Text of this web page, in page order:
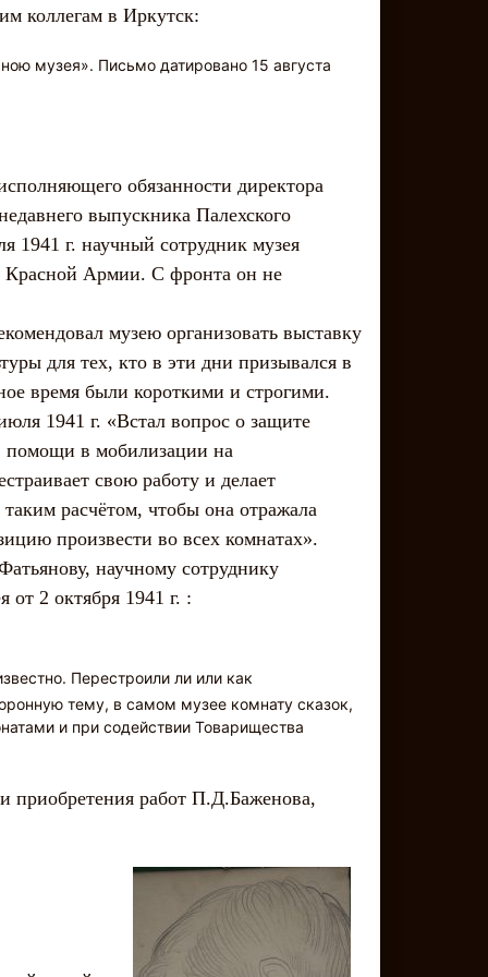
коллегам в Иркутск:
музея». Письмо датировано 15 августа
обязанности директора
выпускника Палехского
1941 г. научный сотрудник музея
Армии. С фронта он не
музею организовать выставку
для тех, кто в эти дни призывался в
время были короткими и строгими.
1941 г. «Встал вопрос о защите
помощи в мобилизации на
свою работу и делает
расчётом, чтобы она отражала
произвести во всех комнатах».
научному сотруднику
от 2 октября 1941 г. :
Перестроили ли или как
тему, в самом музее комнату сказок,
и при содействии Товарищества
приобретения работ П.Д.Баженова,